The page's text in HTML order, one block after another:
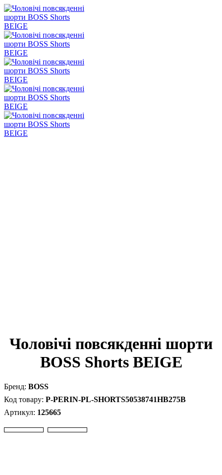
Чоловічі повсякденні шорти
BOSS Shorts BEIGE
BOSS
P-PERIN-PL-SHORTS50538741HB275B
125665